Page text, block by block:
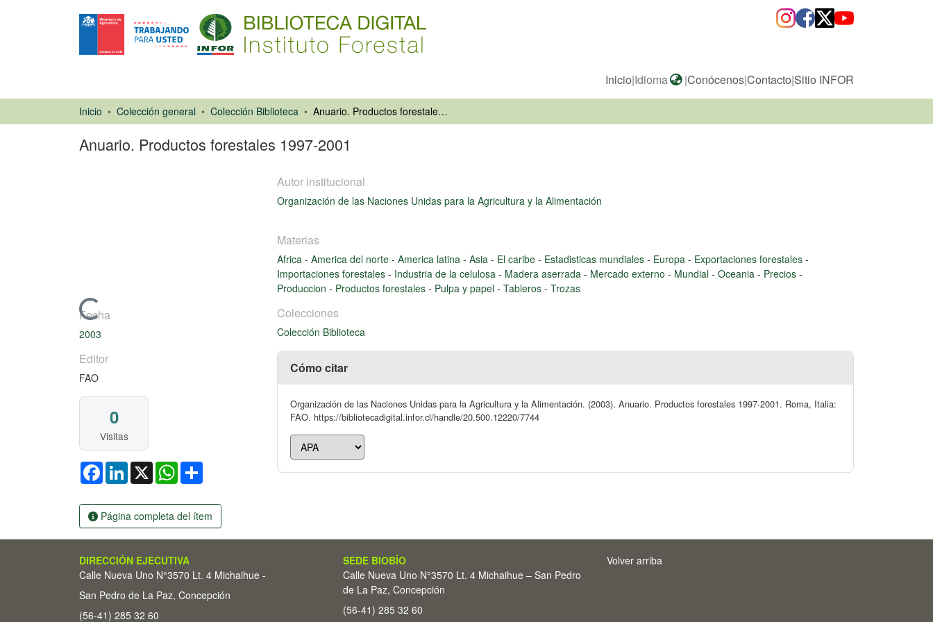
Inicio|Idioma |Conócenos|Contacto|Sitio INFOR
Inicio Colección general Colección Biblioteca Anuario. Productos forestales 1997-2001
Anuario. Productos forestales 1997-2001
Cargando...
Fecha
2003
Editor
FAO
0
Visitas
FacebookLinkedIn
X WhatsApp
Página completa del ítem
Autor institucional
Organización de las Naciones Unidas para la Agricultura y la Alimentación
Materias
Africa - America del norte - America latina - Asia - El caribe - Estadisticas mundiales - Europa - Exportaciones forestales -
Importaciones forestales - Industria de la celulosa - Madera aserrada - Mercado externo - Mundial - Oceania - Precios -
Produccion - Productos forestales - Pulpa y papel - Tableros - Trozas
Colecciones
Colección Biblioteca
Cómo citar
Organización de las Naciones Unidas para la Agricultura y la Alimentación. (2003). Anuario. Productos forestales 1997-2001. Roma, Italia:
FAO. https://bibliotecadigital.infor.cl/handle/20.500.12220/7744
DIRECCIÓN EJECUTIVA
Calle Nueva Uno N°3570 Lt. 4 Michaihue -
San Pedro de La Paz, Concepción
(56-41) 285 32 60
SEDE BIOBÍO
Calle Nueva Uno N°3570 Lt. 4 Michaihue – San Pedro
de La Paz, Concepción
(56-41) 285 32 60
Volver arriba